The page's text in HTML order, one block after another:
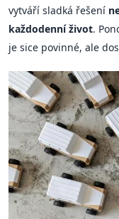
vytváří sladká řešení
každodenní život.
je sice povinné, ale